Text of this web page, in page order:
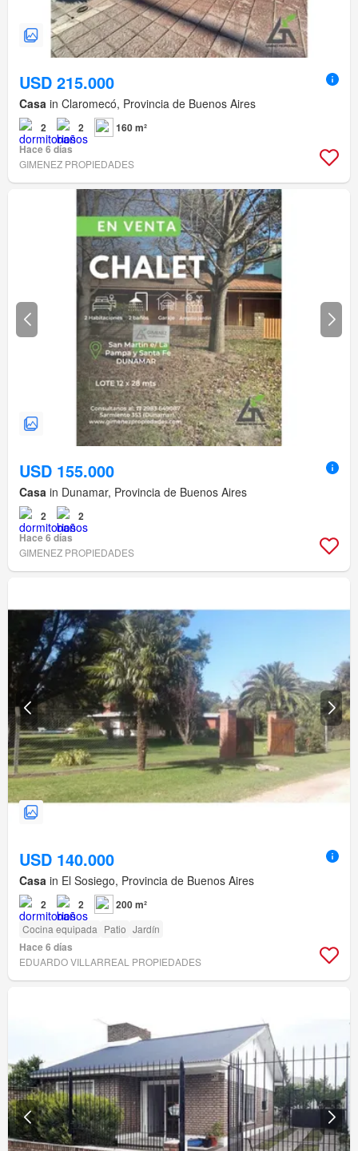
USD 215.000
Casa in Claromecó, Provincia de Buenos Aires
2 2
160 m²
Hace 6 días
GIMENEZ PROPIEDADES
USD 155.000
Casa in Dunamar, Provincia de Buenos Aires
2
2
Hace 6 días
GIMENEZ PROPIEDADES
USD 140.000
Casa in El Sosiego, Provincia de Buenos Aires
2 2 200 m²
Cocina equipada Patio Jardín
Hace 6 días
EDUARDO VILLARREAL PROPIEDADES